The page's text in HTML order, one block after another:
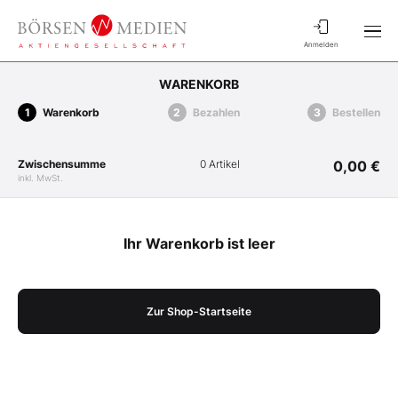
Anmelden
WARENKORB
Warenkorb Bezahlen Bestellen
Zwischensumme
inkl. MwSt.
0 Artikel 0,00 €
Ihr Warenkorb ist leer
Zur Shop-Startseite